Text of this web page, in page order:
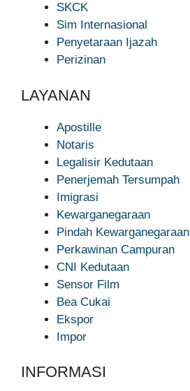
SKCK
Sim Internasional
Penyetaraan Ijazah
Perizinan
LAYANAN
Apostille
Notaris
Legalisir Kedutaan
Penerjemah Tersumpah
Imigrasi
Kewarganegaraan
Pindah Kewarganegaraan
Perkawinan Campuran
CNI Kedutaan
Sensor Film
Bea Cukai
Ekspor
Impor
INFORMASI